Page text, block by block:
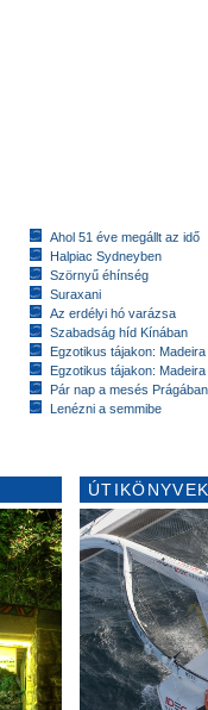
Ahol 51 éve megállt az idő
Halpiac Sydneyben
Szörnyű éhínség
Suraxani
Az erdélyi hó varázsa
Szabadság híd Kínában
Egzotikus tájakon:
Egzotikus tájakon:
Pár nap a mesés Prágában
Lenézni a semmibe